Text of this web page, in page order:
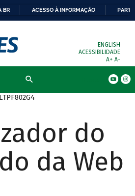
BR ACESSO À INFORMAÇÃO
ENGLISH
ACESSIBILIDADE
A+ A-
do
da Web